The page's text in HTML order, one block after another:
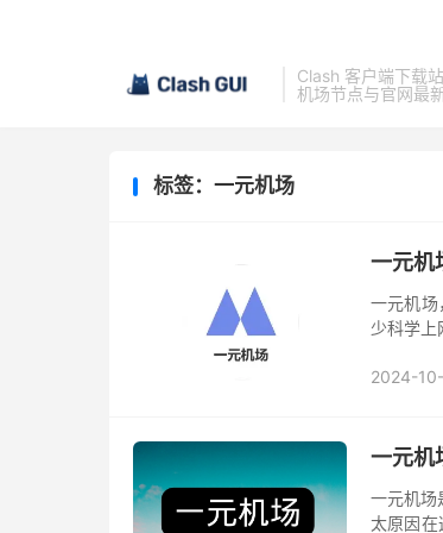
Clash 客户端下载站
机场节点与官网最
标签：一元机场
一元机
一元机场
少科学上
选...
2024-
一元机
一元机场
太原因在